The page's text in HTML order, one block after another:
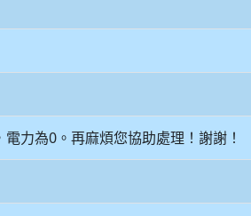
力為0。再麻煩您協助處理！謝謝！